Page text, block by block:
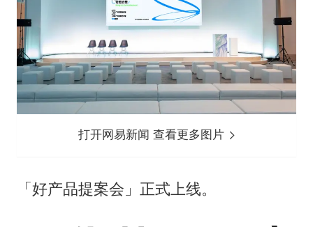
打开网易新闻 查看更多图片
「好产品提案会」正式上线。